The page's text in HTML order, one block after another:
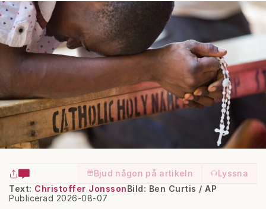
Bjud någon på artikeln
Lyssna
Text: Christoffer Jonsson
Publicerad 2026-08-07
Bild: Ben Curtis / AP